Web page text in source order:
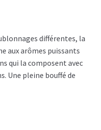
différentes, la
aux arômes puissants
qui la composent avec
Une pleine bouffé de